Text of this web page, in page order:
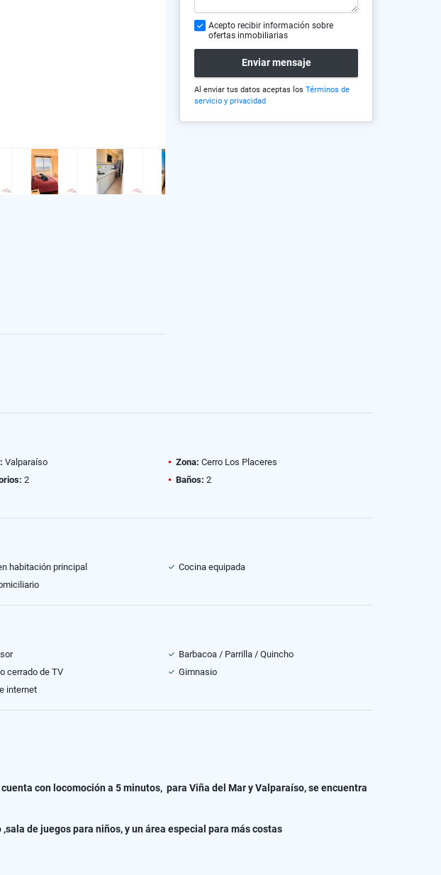
Acepto recibir información sobre
ofertas inmobiliarias
Enviar mensaje
Al enviar tus datos aceptas los Términos de
servicio y privacidad
Valparaíso Zona: Cerro Los Placeres
2 Baños: 2
habitación principal
Cocina equipada
Barbacoa / Parrilla / Quincho
cerrado de TV
Gimnasio
internet
con locomoción a 5 minutos, para Viña del Mar y Valparaíso, se encuentra
de juegos para niños, y un área especial para más costas